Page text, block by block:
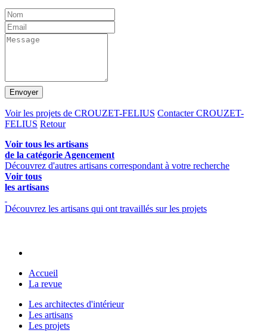
Envoyer
Voir les projets de CROUZET-FELIUS Contacter CROUZET-
FELIUS Retour
Voir tous les artisans
de la catégorie Agencement
Découvrez d'autres artisans correspondant à votre recherche
Voir tous
les artisans
Découvrez les artisans qui ont travaillés sur les projets
Accueil
La revue
Les architectes d'intérieur
Les artisans
Les projets